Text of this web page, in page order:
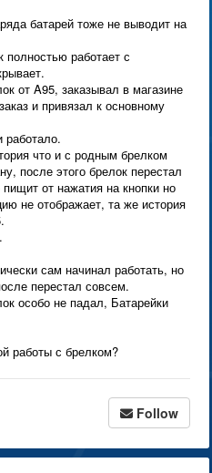
батарей тоже не выводит на
полностью работает с
от A95, заказывал в магазине
и привязал к основному
работало.
что и с родным брелком
после этого брелок перестал
от нажатия на кнопки но
не отображает, та же история
сам начинал работать, но
перестал совсем.
особо не падал, Батарейки
работы с брелком?
Follow